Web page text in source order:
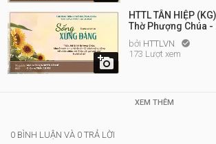

HTTL TÂN HIỆP
Thờ Phượng Chúa
bởi HTTLVN 
173 Lượt xem
XEM THÊM
0 BÌNH LUẬN VÀ 0 TRẢ LỜI